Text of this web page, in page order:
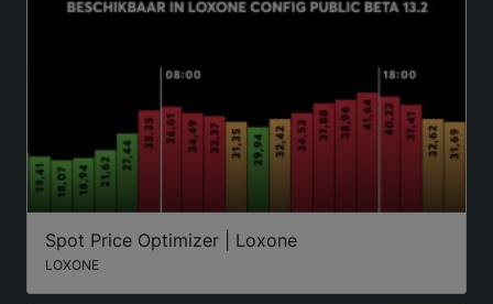
Spot Price Optimizer | Loxone
LOXONE